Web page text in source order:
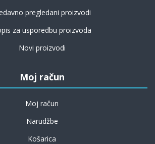
pregledani proizvodi
za usporedbu proizvoda
Novi proizvodi
Moj račun
Moj račun
Narudžbe
Košarica